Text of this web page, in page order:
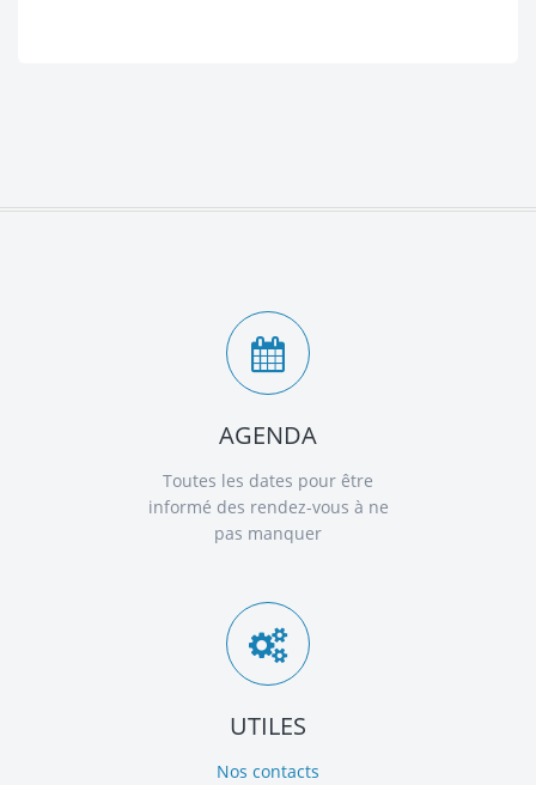
AGENDA
Toutes les dates pour être
informé des rendez-vous à ne
pas manquer
UTILES
Nos contacts